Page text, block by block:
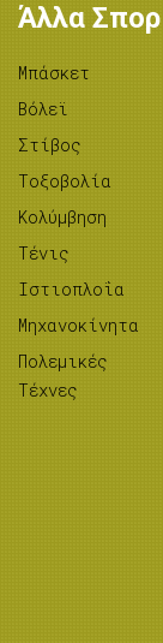
Άλλα Σπορ
Μπάσκετ
Βόλεϊ
Στίβος
Tοξοβολία
Κολύμβηση
Τένις
Ιστιοπλοΐα
Μηχανοκίνητα
Πολεμικές
Τέχνες